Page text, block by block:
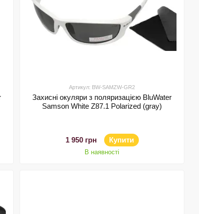
Артикул: BW-SAMZW-GR2
Захисні окуляри з поляризацією BluWater
Samson White Z87.1 Polarized (gray)
1 950 грн Купити
В наявності